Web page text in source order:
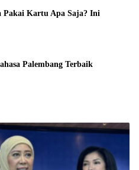
Pakai Kartu Apa Saja? Ini
Palembang Terbaik